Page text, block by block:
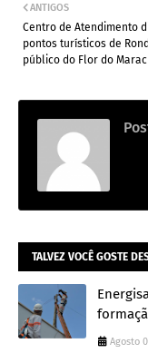
ANTIGOS
Centro de Atendimento
pontos turísticos de
público do Flor do
TALVEZ VOCÊ GOSTE
Agosto